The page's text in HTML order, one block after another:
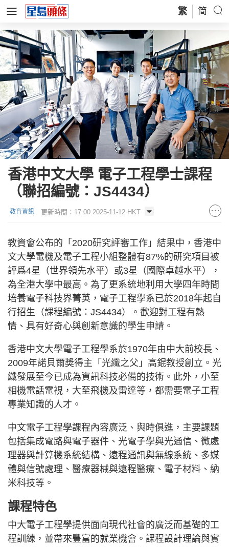
繁 简
香港中文大學 電子工程學士課程
（聯招編號：JS4434）
教育資訊 更新時間：17:00 2025-11-12 HKT
教資會公布的「2020研究評審工作」結果中，香港中
文大學電機及電子工程小組整體有87%的研究項目被
評爲4星（世界領先水平）或3星（國際卓越水平），
為全港大學中最高。為了更系統地利用大學四年時間
培養電子科技界菁英，電子工程學系已於2018年起自
行招生（課程編號：JS4434）。歡迎對工程有熱
情、具有好奇心與創新意識的學生申請。
香港中文大學電子工程學系於1970年由中大前校長、
2009年諾貝爾奬得主「光纖之父」高錕教授創立。光
纖發展至今已成為資訊科技必備的技術。此外，小至
相機電話電視，大至飛機及雷達等，都需要電子工程
專業知識的人才。
中文電子工程學課程內容廣泛、與時俱進，主要課題
包括集成電路與電子器件、光電子學與光通信、微處
理器與計算機系統結構、遠程通訊與無線系統、多媒
體與信號處理、醫療器械與遠程醫療、電子材料、納
米科技等。
課程特色
中大電子工程學提供面向現代社會的廣泛而基礎的工
程訓練，並帶來豐富的就業機會。課程設計理論與實